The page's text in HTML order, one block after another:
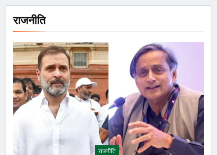
राजनीति
राजनीति